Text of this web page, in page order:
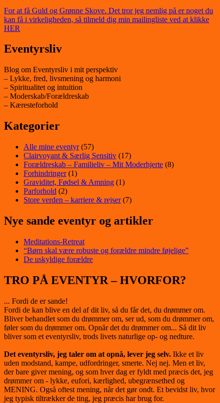
For at få Guld og Grønne Skove. Det tror jeg nemlig på er noget du
kan få i virkeligheden, så tilmeld dig min mailingliste ved at klikke
HER
Eventyrsliv
Blog om Eventyrsliv i mit perspektiv
– Lykke, fred, livsmening og harmoni
– Spiritualitet og intuition
– Moderskab/Forældreskab
– Kæresteforhold
Kategorier
Alle mine eventyr(57)
Clairvoyant & Særlig Sensitiv (17)
Forældreskab – Familieliv – Mit Moderhjerte (8)
Forhindringer(1)
Graviditet, Fødsel & Amning (1)
Parforhold (2)
Store verden – karriere & rejser(7)
Nye sande eventyr og artikler
Meditations-Retreat
“Børn skal være robuste og forældre mindre føjelige”
De uskyldige forældre
TRO PÅ EVENTYR – HVORFOR?
... Fordi de er sande!
Fordi de kan blive en del af dit liv, så du får det, du drømmer om.
Bliver behandlet som du drømmer om, ser ud, som du drømmer om,
føler som du drømmer om. Opnår det du drømmer om... Så dit liv
bliver som et eventyrsliv, trods livets naturlige op- og nedture.
Det eventyrsliv, jeg taler om at opnå, lever jeg selv. Ikke et liv
uden modstand, kampe, udfordringer, smerte. Nej nej. Men et liv,
der bare giver mening, og som hver dag er fyldt med præcis det, jeg
drømmer om - lykke, eufori, kærlighed, ubegrænsethed og
MENING. Også oftest mening, når det gør ondt. Et bevidst liv, hvor
jeg typisk tiltrækker de ting, jeg præcis har brug for.